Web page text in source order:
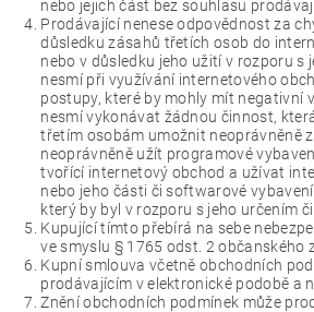
nebo jejich část bez souhlasu
Prodávající nenese odpovědnost za
důsledku zásahů třetích osob do
nebo v důsledku jeho užití v rozporu s
nesmí při využívání internetového
postupy, které by mohly mít negativní
nesmí vykonávat žádnou činnost,
třetím osobám umožnit neoprávněně
neoprávněně užít programové
tvořící internetový obchod a užívat
nebo jeho části či softwarové
který by byl v rozporu s jeho určením či
Kupující tímto přebírá na sebe
ve smyslu § 1765 odst. 2 občanského
Kupní smlouva včetně obchodních
prodávajícím v elektronické podobě a
Znění obchodních podmínek může